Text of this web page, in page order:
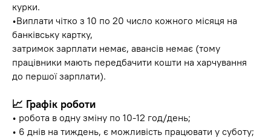
курки.
•Виплати чітко з 10 по 20 число кожного місяця на
банківську картку,
затримок зарплати немає, авансів немає (тому
працівники мають передбачити кошти на харчування
до першої зарплати).
📈 Графік роботи
• робота в одну зміну по 10-12 год/день;
• 6 днів на тиждень, є можливість працювати у суботу;